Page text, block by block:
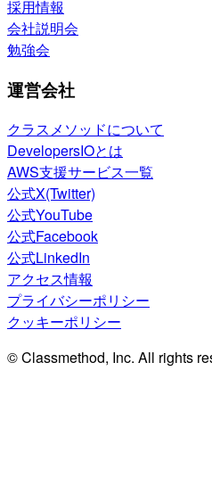
採用情報
会社説明会
勉強会
運営会社
クラスメソッドについて
DevelopersIOとは
AWS支援サービス一覧
公式X(Twitter)
公式YouTube
公式Facebook
公式LinkedIn
アクセス情報
プライバシーポリシー
クッキーポリシー
© Classmethod, Inc. All rights